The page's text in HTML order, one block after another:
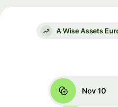
A Wise Assets